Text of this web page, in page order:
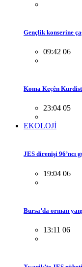
Gençlik konserine
09:42 06
Koma Keçên
23:04 05
EKOLOJİ
JES direnişi 96’ncı
19:04 06
Bursa’da orman
13:11 06